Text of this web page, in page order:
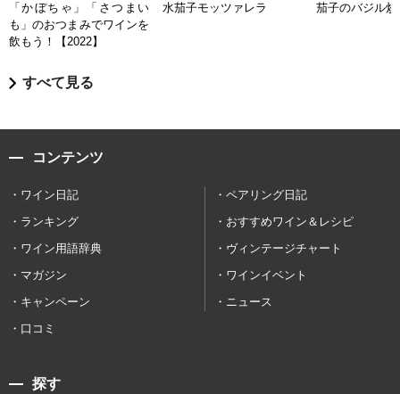
「かぼちゃ」「さつまい
も」のおつまみでワインを
飲もう！【2022】
水茄子モッツァレラ 茄子のバジル炒
すべて見る
コンテンツ
ワイン日記
ペアリング日記
ランキング
おすすめワイン＆レシピ
ワイン用語辞典
ヴィンテージチャート
マガジン
ワインイベント
キャンペーン
ニュース
口コミ
探す